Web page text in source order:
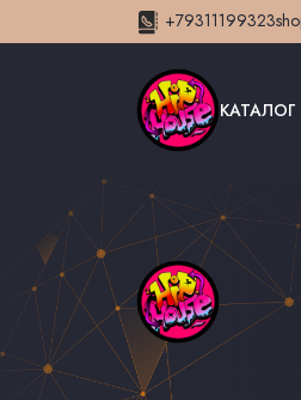
+79311199323